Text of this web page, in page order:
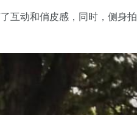
互动和俏皮感，同时，侧身拍